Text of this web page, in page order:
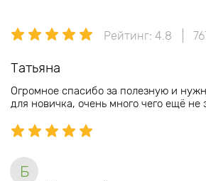
Рейтинг: 4.8
Татьяна
Огромное спасибо за полезную и
для новичка, очень много чего ещё не
Б